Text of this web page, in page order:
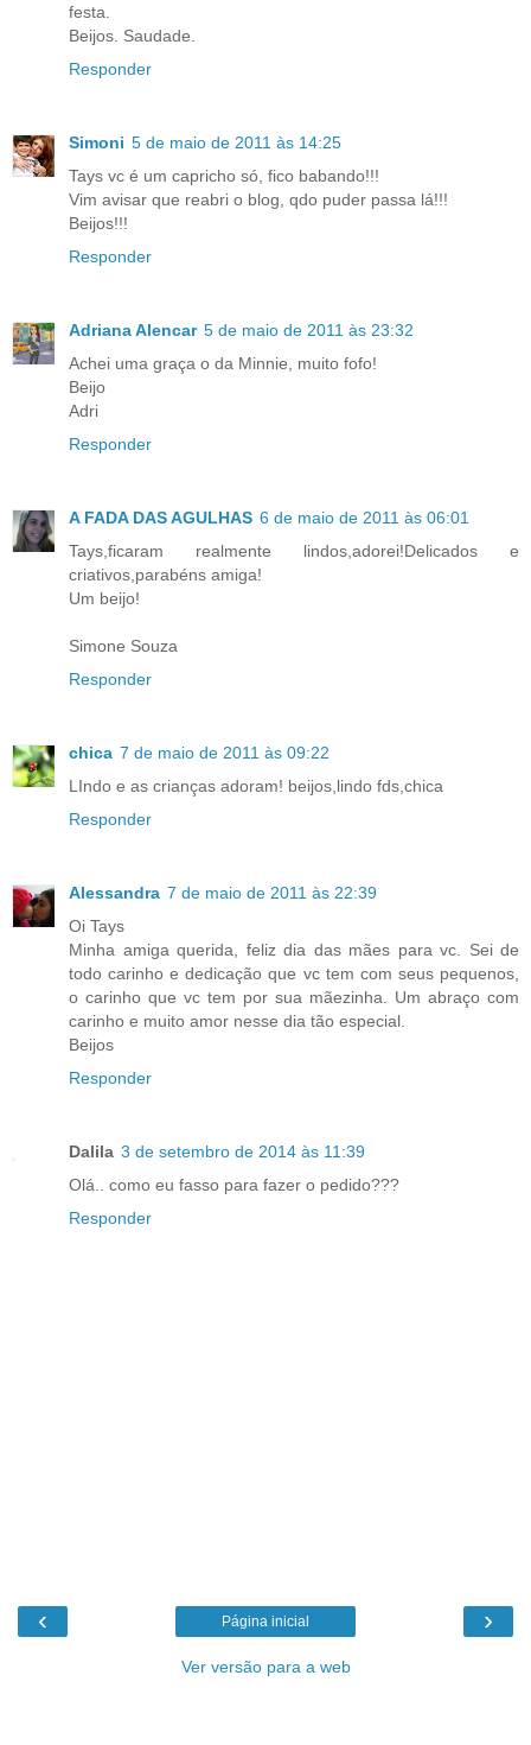
festa.
Beijos. Saudade.
Responder
Simoni 5 de maio de 2011 às 14:25
Tays vc é um capricho só, fico babando!!!
Vim avisar que reabri o blog, qdo puder passa lá!!!
Beijos!!!
Responder
Adriana Alencar 5 de maio de 2011 às 23:32
Achei uma graça o da Minnie, muito fofo!
Beijo
Adri
Responder
A FADA DAS AGULHAS 6 de maio de 2011 às 06:01
Tays,ficaram realmente lindos,adorei!Delicados e
criativos,parabéns amiga!
Um beijo!
Simone Souza
Responder
chica 7 de maio de 2011 às 09:22
LIndo e as crianças adoram! beijos,lindo fds,chica
Responder
Alessandra 7 de maio de 2011 às 22:39
Oi Tays
Minha amiga querida, feliz dia das mães para vc. Sei de
todo carinho e dedicação que vc tem com seus pequenos,
o carinho que vc tem por sua mãezinha. Um abraço com
carinho e muito amor nesse dia tão especial.
Beijos
Responder
Dalila 3 de setembro de 2014 às 11:39
Olá.. como eu fasso para fazer o pedido???
Responder
‹ ›
Página inicial
Ver versão para a web